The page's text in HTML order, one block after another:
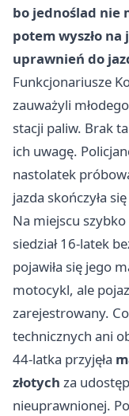
bo jednoślad nie
potem wyszło na
uprawnień do
Funkcjonariusze
zauważyli
stacji paliw. Brak
ich uwagę.
nastolatek
jazda skończyła
Na miejscu
siedział 16-latek
pojawiła się jego
motocykl, ale
zarejestrowany.
technicznych ani
44-latka przyjęła
złotych za
nieuprawnionej.